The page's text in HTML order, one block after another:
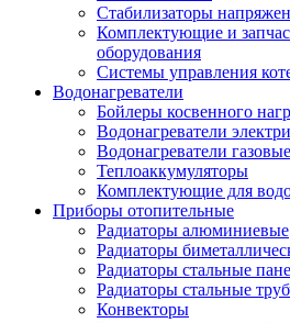
Стабилизаторы
Комплектующие и
оборудования
Системы управления
Водонагреватели
Бойлеры косвенного
Водонагреватели
Водонагреватели газовые
Теплоаккумуляторы
Комплектующие для
Приборы отопительные
Радиаторы алюминиевые
Радиаторы
Радиаторы стальные
Радиаторы стальные
Конвекторы